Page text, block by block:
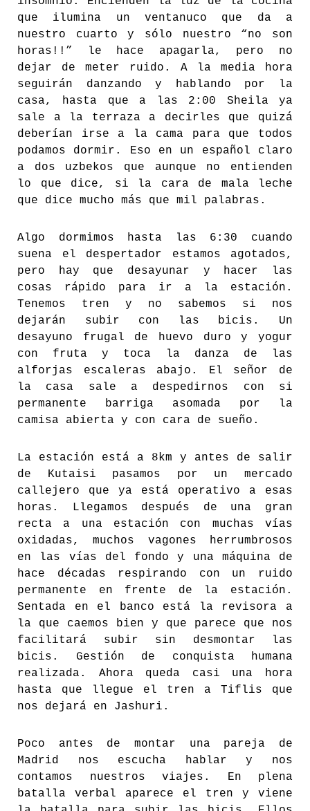
que ilumina un ventanuco que da a
nuestro cuarto y sólo nuestro “no son
horas!!” le hace apagarla, pero no
dejar de meter ruido. A la media hora
seguirán danzando y hablando por la
casa, hasta que a las 2:00 Sheila ya
sale a la terraza a decirles que quizá
deberían irse a la cama para que todos
podamos dormir. Eso en un español claro
a dos uzbekos que aunque no entienden
lo que dice, si la cara de mala leche
que dice mucho más que mil palabras.
Algo dormimos hasta las 6:30 cuando
suena el despertador estamos agotados,
pero hay que desayunar y hacer las
cosas rápido para ir a la estación.
Tenemos tren y no sabemos si nos
dejarán subir con las bicis. Un
desayuno frugal de huevo duro y yogur
con fruta y toca la danza de las
alforjas escaleras abajo. El señor de
la casa sale a despedirnos con si
permanente barriga asomada por la
camisa abierta y con cara de sueño.
La estación está a 8km y antes de salir
de Kutaisi pasamos por un mercado
callejero que ya está operativo a esas
horas. Llegamos después de una gran
recta a una estación con muchas vías
oxidadas, muchos vagones herrumbrosos
en las vías del fondo y una máquina de
hace décadas respirando con un ruido
permanente en frente de la estación.
Sentada en el banco está la revisora a
la que caemos bien y que parece que nos
facilitará subir sin desmontar las
bicis. Gestión de conquista humana
realizada. Ahora queda casi una hora
hasta que llegue el tren a Tiflis que
nos dejará en Jashuri.
Poco antes de montar una pareja de
Madrid nos escucha hablar y nos
contamos nuestros viajes. En plena
batalla verbal aparece el tren y viene